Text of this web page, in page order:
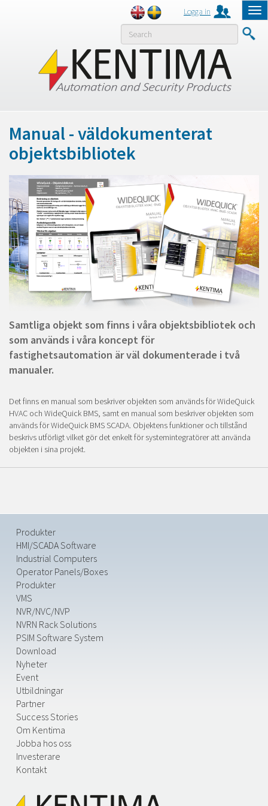
Logga in
MENY
Manual - väldokumenterat
objektsbibliotek
Samtliga objekt som finns i våra objektsbibliotek och
som används i våra koncept för
fastighetsautomation är väl dokumenterade i två
manualer.
Det finns en manual som beskriver objekten som används för WideQuick
HVAC och WideQuick BMS, samt en manual som beskriver objekten som
används för WideQuick BMS SCADA. Objektens funktioner och tillstånd
beskrivs utförligt vilket gör det enkelt för systemintegratörer att använda
objekten i sina projekt.
Produkter
HMI/SCADA Software
Industrial Computers
Operator Panels/Boxes
Produkter
VMS
NVR/NVC/NVP
NVRN Rack Solutions
PSIM Software System
Download
Nyheter
Event
Utbildningar
Partner
Success Stories
Om Kentima
Jobba hos oss
Investerare
Kontakt